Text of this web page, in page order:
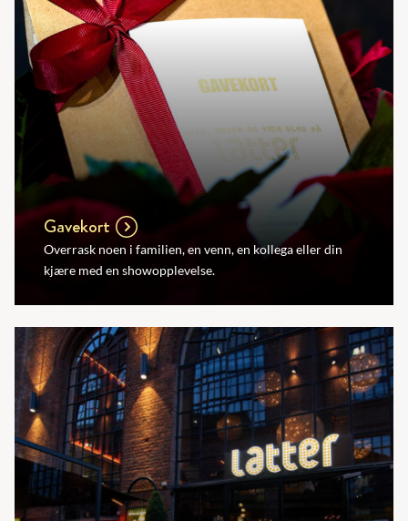
Gavekort
Overrask noen i familien, en venn, en kollega eller din
kjære med en showopplevelse.